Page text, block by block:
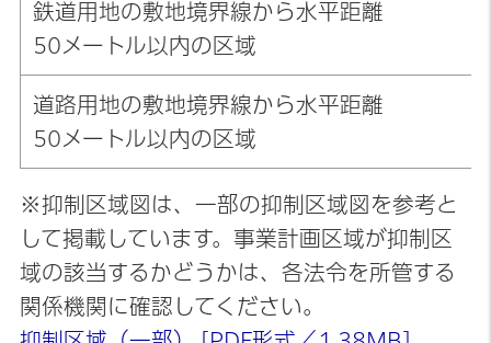
鉄道用地の敷地境界線から水平距離
50メートル以内の区域
道路用地の敷地境界線から水平距離
50メートル以内の区域
※抑制区域図は、一部の抑制区域図を参考と
して掲載しています。事業計画区域が抑制区
域の該当するかどうかは、各法令を所管する
関係機関に確認してください。